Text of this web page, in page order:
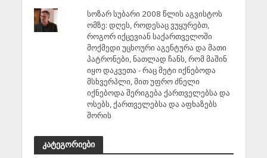
სოზარ სუბარი 2008 წლის აგვისტოს
ომზე: დღეს, როდესაც ვუყურებთ,
როგორ იქცევიან საქართველოში
მოქმედი უცხოური აგენტურა და მათი
პატრონები, ნათლად ჩანს, რომ მაშინ
იყო დაკვეთა - რაც მეტი იქნებოდა
მსხვერპლი, მით უფრო ძნელი
იქნებოდა შერიგება ქართველებსა და
ოსებს, ქართველებსა და აფხაზებს
შორის
კატეგორიები